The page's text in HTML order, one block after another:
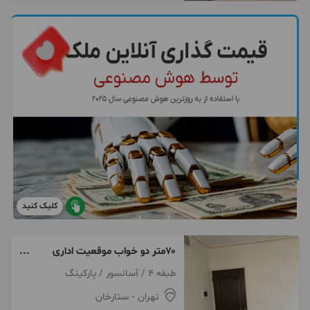
کلیک کنید
۷۰متر دو خواب موقعیت اداری
ستارخان
طبقه 4 / آسانسور / پارکینگ
تهران - ستارخان